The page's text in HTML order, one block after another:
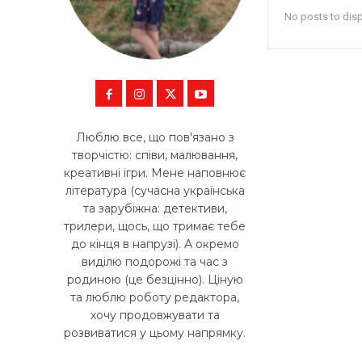
Люблю все, що пов'язано з
творчістю: співи, малювання,
креативні ігри. Мене наповнює
література (сучасна українська
та зарубіжна: детективи,
трилери, щось, що тримає тебе
до кінця в напрузі). А окремо
виділю подорожі та час з
родиною (це безцінно). Ціную
та люблю роботу редактора,
хочу продовжувати та
розвиватися у цьому напрямку.
No posts to